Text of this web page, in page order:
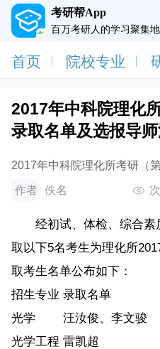
考研帮App
百万考研人的学习聚集地
首页 院校专业
2017年中科院理化
录取名单及选报导
2017年中科院理化所考研（
导师流程
作者 佚名
经初试、体检、综合素
取以下5名考生为理化所
取考生名单公布如下：
招生专业 录取名单
光学
汪汝俊、李文骏
光学工程 雷凯超